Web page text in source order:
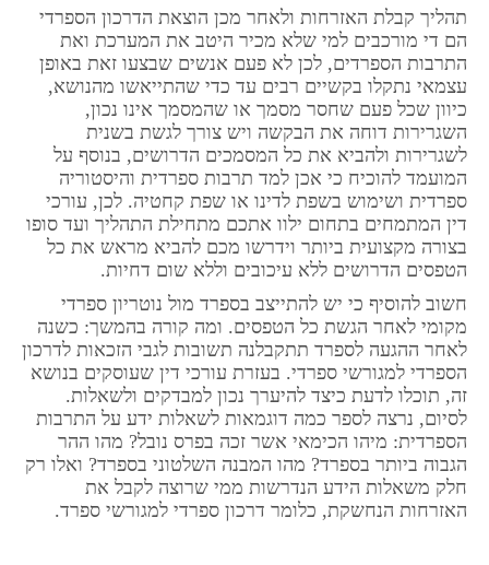
תהליך קבלת האזרחות ולאחר מכן הוצאת הדרכון הספרדי
הם די מורכבים למי שלא מכיר היטב את המערכת ואת
התרבות הספרדים, לכן לא פעם אנשים שבצעו זאת באופן
עצמאי נתקלו בקשיים רבים עד כדי שהתייאשו מהנושא,
כיוון שכל פעם שחסר מסמך או שהמסמך אינו נכון,
השגרירות דוחה את הבקשה ויש צורך לגשת בשנית
לשגרירות ולהביא את כל המסמכים הדרושים, בנוסף על
המועמד להוכיח כי אכן למד תרבות ספרדית והיסטוריה
ספרדית ושימוש בשפת לדינו או שפת קחטיה. לכן, עורכי
דין המתמחים בתחום ילוו אתכם מתחילת התהליך ועד סופו
בצורה מקצועית ביותר וידרשו מכם להביא מראש את כל
הטפסים הדרושים ללא עיכובים וללא שום דחיות.
חשוב להוסיף כי יש להתייצב בספרד מול נוטריון ספרדי
מקומי לאחר הגשת כל הטפסים. ומה קורה בהמשך: כשנה
לאחר ההגעה לספרד תתקבלנה תשובות לגבי הזכאות לדרכון
הספרדי למגורשי ספרדי. בעזרת עורכי דין שעוסקים בנושא
זה, תוכלו לדעת כיצד להיערך נכון למבדקים ולשאלות.
לסיום, נרצה לספר כמה דוגמאות לשאלות ידע על התרבות
הספרדית: מיהו הכימאי אשר זכה בפרס נובל? מהו ההר
הגבוה ביותר בספרד? מהו המבנה השלטוני בספרד? ואלו רק
חלק משאלות הידע הנדרשות ממי שרוצה לקבל את
האזרחות הנחשקת, כלומר דרכון ספרדי למגורשי ספרד.